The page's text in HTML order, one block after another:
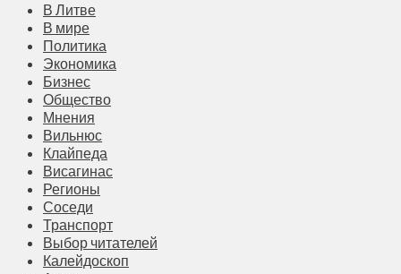
В Литве
В мире
Политика
Экономика
Бизнес
Общество
Мнения
Вильнюс
Клайпеда
Висагинас
Регионы
Соседи
Транспорт
Выбор читателей
Калейдоскоп